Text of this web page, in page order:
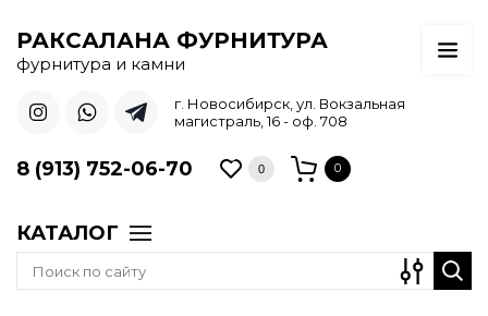
РАКСАЛАНА ФУРНИТУРА
фурнитура и камни
г. Новосибирск, ул. Вокзальная
магистраль, 16 - оф. 708
8 (913) 752-06-70 0 0
КАТАЛОГ